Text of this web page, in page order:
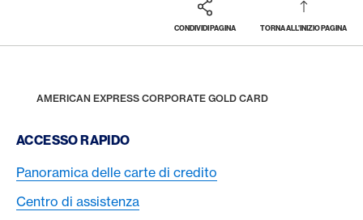
CONDIVIDI PAGINA TORNA ALL'INIZIO PAGINA
AMERICAN EXPRESS CORPORATE GOLD CARD
Footer Navigation
ACCESSO RAPIDO
Panoramica delle carte di credito
Centro di assistenza